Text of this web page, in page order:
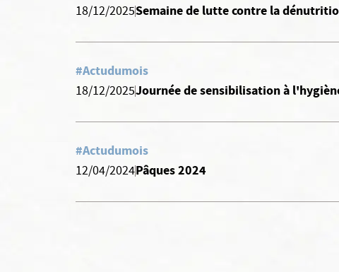
18/12/2025Semaine de lutte contre la
#Actudumois
18/12/2025Journée de sensibilisation à
#Actudumois
12/04/2024Pâques 2024